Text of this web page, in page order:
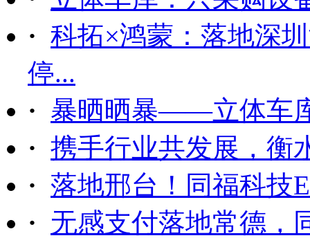
· 科拓×鸿蒙：落地深
停...
· 暴晒晒暴——立体车
· 携手行业共发展，衡
· 落地邢台！同福科技
· 无感支付落地常德，